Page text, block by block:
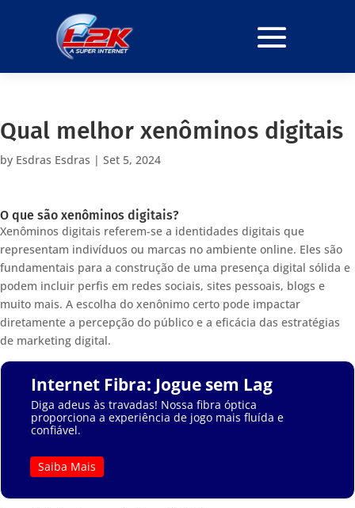
Qual melhor xenôminos digitais
by Esdras Esdras | Set 5, 2024
O que são xenôminos digitais?
Xenôminos digitais referem-se a identidades digitais que
representam indivíduos ou marcas no ambiente online. Eles são
fundamentais para a construção de uma presença digital sólida e
podem incluir perfis em redes sociais, sites pessoais, blogs e
muito mais. A escolha do xenônimo certo pode impactar
diretamente a percepção do público e a eficácia das estratégias
de marketing digital.
Internet Fibra: Jogue sem Lag
Diga adeus às travadas! Nossa fibra óptica
proporciona a experiência de jogo mais fluída e
confiável.
Saiba Mais